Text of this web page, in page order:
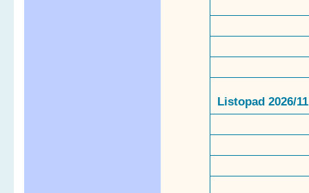
Listopad 2026/11